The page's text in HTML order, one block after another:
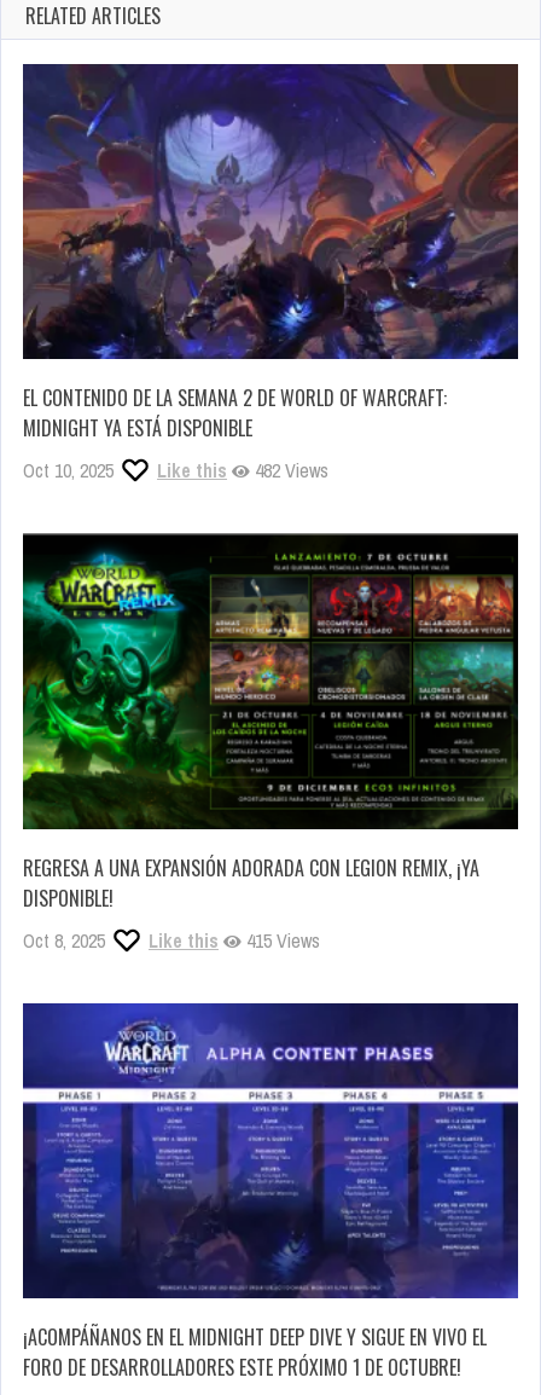
RELATED ARTICLES
EL CONTENIDO DE LA SEMANA 2 DE WORLD OF WARCRAFT:
MIDNIGHT YA ESTÁ DISPONIBLE
Oct 10, 2025 Like this 482 Views
REGRESA A UNA EXPANSIÓN ADORADA CON LEGION REMIX, ¡YA
DISPONIBLE!
Oct 8, 2025 Like this 415 Views
¡ACOMPÁÑANOS EN EL MIDNIGHT DEEP DIVE Y SIGUE EN VIVO EL
FORO DE DESARROLLADORES ESTE PRÓXIMO 1 DE OCTUBRE!